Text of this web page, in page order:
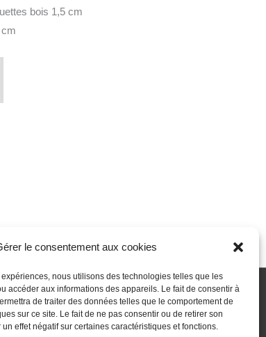
le consentement aux cookies
nous utilisons des technologies telles que les
accéder aux informations des appareils. Le fait de consentir à
de traiter des données telles que le comportement de
sur ce site. Le fait de ne pas consentir ou de retirer son
effet négatif sur certaines caractéristiques et fonctions.
bois 1,5 cm
Newsletter Politique de cookies (UE)